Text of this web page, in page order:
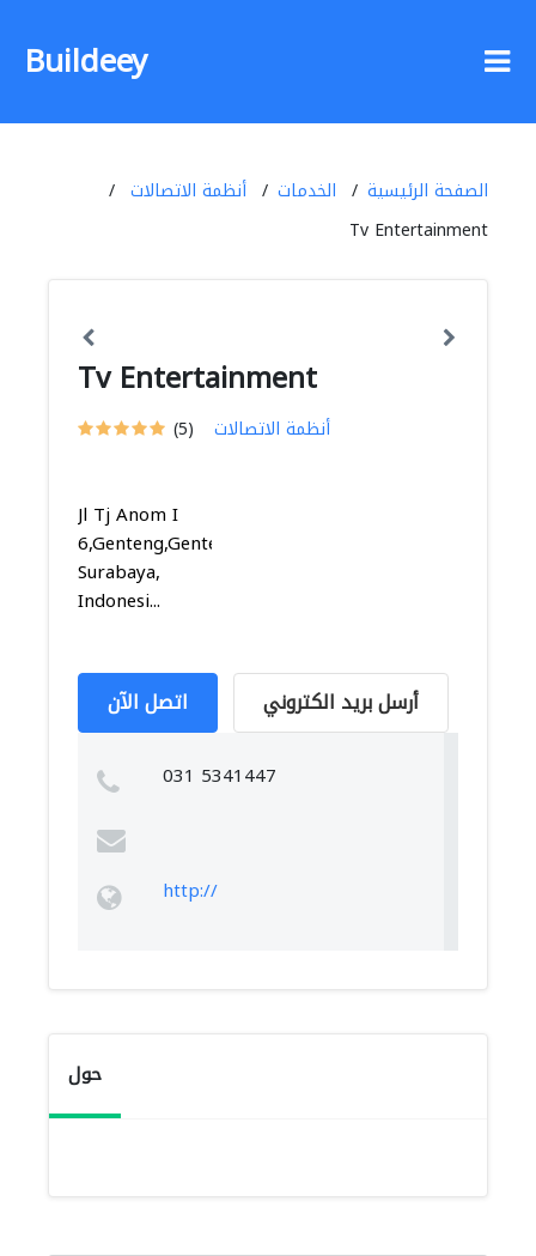
Buildeey
الصفحة الرئيسية الخدمات
أنظمة الاتصالات
Tv Entertainment
Tv Entertainment
(5) أنظمة الاتصالات
Jl Tj Anom I
6,Genteng,Genteng,
Surabaya,
Indonesi...
اتصل الآن أرسل بريد الكتروني
031 5341447
http://
حول